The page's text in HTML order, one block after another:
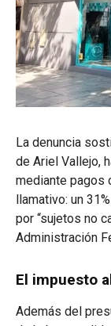
La denuncia
de Ariel Vallejo,
mediante pagos
llamativo: un
por “sujetos no
Administración
El impuesto
Además del